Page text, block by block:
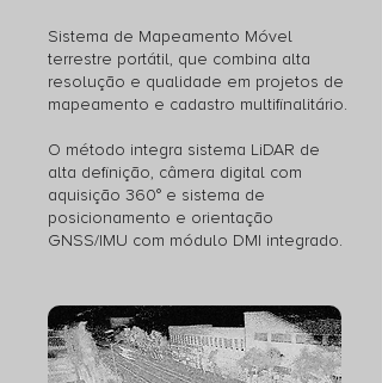
Sistema de Mapeamento Móvel
terrestre portátil, que combina alta
resolução e qualidade em projetos de
mapeamento e cadastro multifinalitário.
O método integra sistema LiDAR de
alta definição, câmera digital com
aquisição 360° e sistema de
posicionamento e orientação
GNSS/IMU com módulo DMI integrado.